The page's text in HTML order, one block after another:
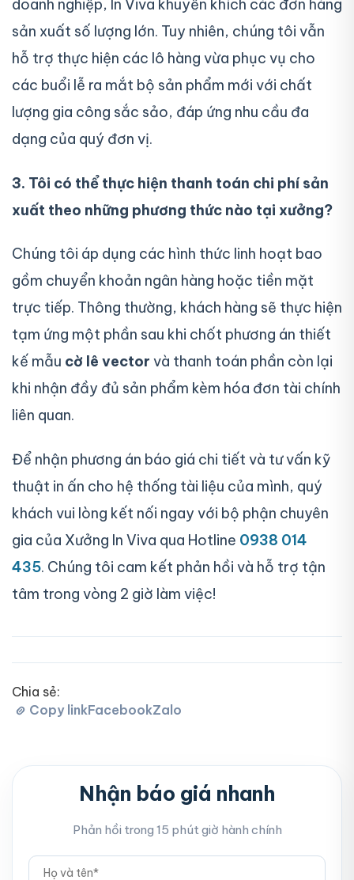
doanh nghiệp, In Viva khuyến khích các đơn hàng
sản xuất số lượng lớn. Tuy nhiên, chúng tôi vẫn
hỗ trợ thực hiện các lô hàng vừa phục vụ cho
các buổi lễ ra mắt bộ sản phẩm mới với chất
lượng gia công sắc sảo, đáp ứng nhu cầu đa
dạng của quý đơn vị.
3. Tôi có thể thực hiện thanh toán chi phí sản
xuất theo những phương thức nào tại xưởng?
Chúng tôi áp dụng các hình thức linh hoạt bao
gồm chuyển khoản ngân hàng hoặc tiền mặt
trực tiếp. Thông thường, khách hàng sẽ thực hiện
tạm ứng một phần sau khi chốt phương án thiết
kế mẫu cờ lê vector và thanh toán phần còn lại
khi nhận đầy đủ sản phẩm kèm hóa đơn tài chính
liên quan.
Để nhận phương án báo giá chi tiết và tư vấn kỹ
thuật in ấn cho hệ thống tài liệu của mình, quý
khách vui lòng kết nối ngay với bộ phận chuyên
gia của Xưởng In Viva qua Hotline 0938 014
435. Chúng tôi cam kết phản hồi và hỗ trợ tận
tâm trong vòng 2 giờ làm việc!
Chia sẻ:
Copy linkFacebookZalo
Nhận báo giá nhanh
Phản hồi trong 15 phút giờ hành chính